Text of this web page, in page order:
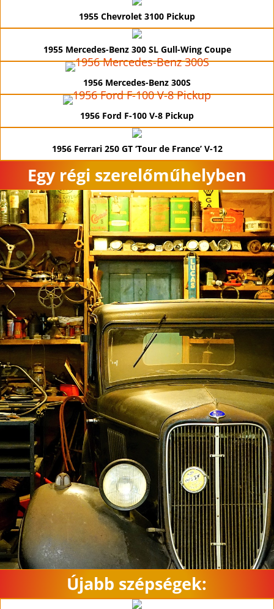
1955 Chevrolet 3100 Pickup
1955 Mercedes-Benz 300 SL Gull-Wing Coupe
1956 Mercedes-Benz 300S
1956 Ford F-100 V-8 Pickup
1956 Ferrari 250 GT ‘Tour de France’ V-12
Egy régi szerelőműhelyben
Újabb szépségek: